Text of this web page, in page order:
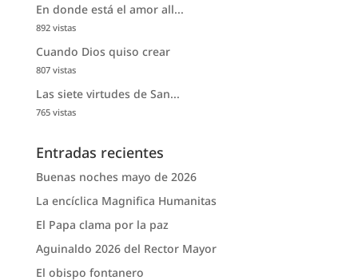
En donde está el amor all...
892 vistas
Cuando Dios quiso crear
807 vistas
Las siete virtudes de San...
765 vistas
Entradas recientes
Buenas noches mayo de 2026
La encíclica Magnifica Humanitas
El Papa clama por la paz
Aguinaldo 2026 del Rector Mayor
El obispo fontanero